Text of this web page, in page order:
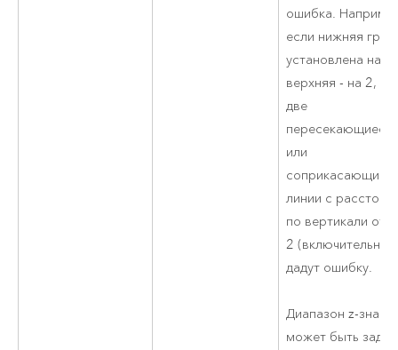
ошибка.
если нижняя
установлена на
верхняя - на 2, то
две
пересекающиеся
или
линии с
по вертикали от
2 (включительно)
дадут ошибку.
Диапазон z-
может быть